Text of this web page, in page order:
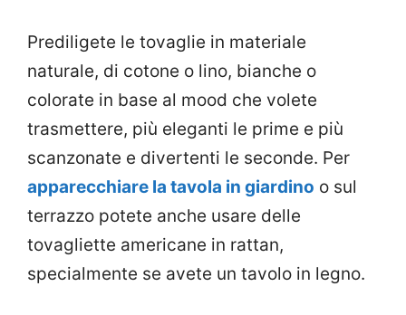
Prediligete le tovaglie in materiale
naturale, di cotone o lino, bianche o
colorate in base al mood che volete
trasmettere, più eleganti le prime e più
scanzonate e divertenti le seconde. Per
apparecchiare la tavola in giardino o sul
terrazzo potete anche usare delle
tovagliette americane in rattan,
specialmente se avete un tavolo in legno.